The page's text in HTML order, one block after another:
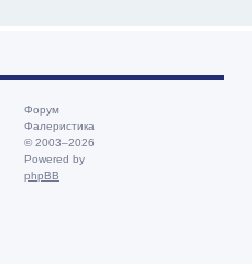
Форум
Фалеристика
© 2003–2026
Powered by
phpBB